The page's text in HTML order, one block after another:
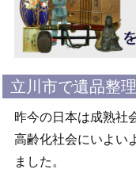
立川市で遺品整
昨今の日本は成熟社
高齢化社会にいよい
ました。